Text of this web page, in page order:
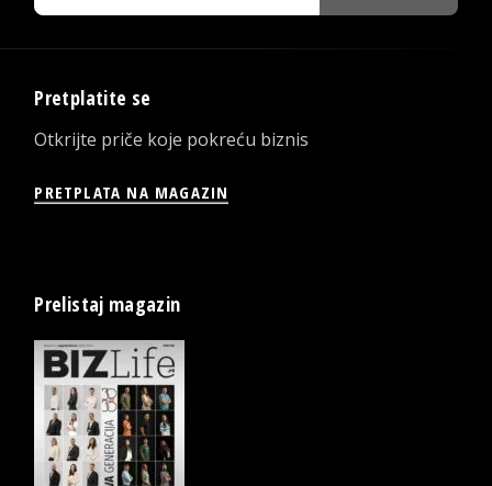
Pretplatite se
Otkrijte priče koje pokreću biznis
PRETPLATA NA MAGAZIN
Prelistaj magazin